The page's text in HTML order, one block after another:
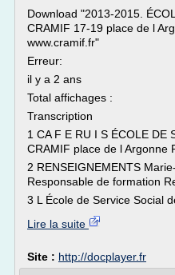
Download "2013-2015.
CRAMIF 17-19 place de l
www.cramif.fr"
Erreur:
il y a 2 ans
Total affichages :
Transcription
1 CA F E RU I S ÉCOLE DE
CRAMIF place de l Argonne
2 RENSEIGNEMENTS
Responsable de formation
3 L École de Service Social
Lire la suite
Site : http://docplayer.fr